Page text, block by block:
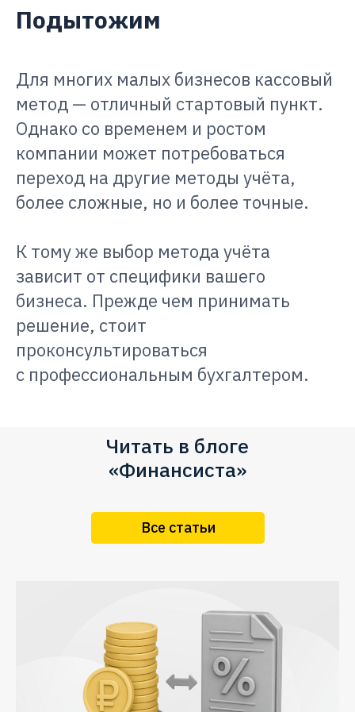
Подытожим
Для многих малых бизнесов кассовый
метод — отличный стартовый пункт.
Однако со временем и ростом
компании может потребоваться
переход на другие методы учёта,
более сложные, но и более точные.
К тому же выбор метода учёта
зависит от специфики вашего
бизнеса. Прежде чем принимать
решение, стоит
проконсультироваться
с профессиональным бухгалтером.
Все статьи
Читать в блоге
«Финансиста»